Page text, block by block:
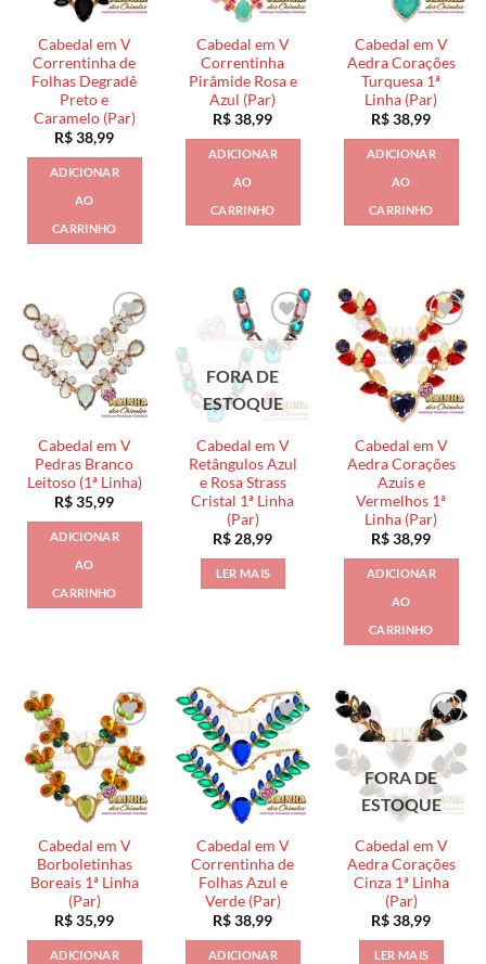
Cabedal em V
Correntinha de
Folhas Degradê
Preto e
Caramelo (Par)
R$38,99
ADICIONAR
AO
CARRINHO
Cabedal em V
Correntinha
Pirâmide Rosa e
Azul (Par)
R$38,99
ADICIONAR
AO
CARRINHO
Cabedal em V
Aedra Corações
Turquesa 1ª
Linha (Par)
R$38,99
ADICIONAR
AO
CARRINHO
Cabedal em V
Pedras Branco
Leitoso (1ª Linha)
R$35,99
ADICIONAR
AO
CARRINHO
FORA DE
ESTOQUE
Cabedal em V
Retângulos Azul
e Rosa Strass
Cristal 1ª Linha
(Par)
R$ 28,99
LER MAIS
Cabedal em V
Aedra Corações
Azuis e
Vermelhos 1ª
Linha (Par)
R$38,99
ADICIONAR
AO
CARRINHO
Cabedal em V
Borboletinhas
Boreais 1ª Linha
(Par)
R$35,99
ADICIONAR
Cabedal em V
Correntinha de
Folhas Azul e
Verde (Par)
R$38,99
ADICIONAR
FORA DE
ESTOQUE
Cabedal em V
Aedra Corações
Cinza 1ª Linha
(Par)
R$38,99
LER MAIS